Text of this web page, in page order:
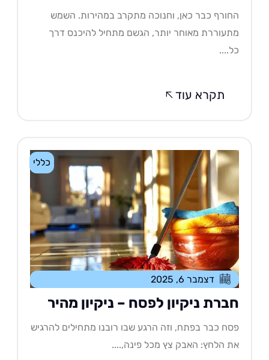
כבר כאן, וחנוכה מתקרב במהירות. השמש
מאוחר יותר, הגשם מתחיל להיכנס דרך
תקרא עוד
כללי
דצמבר 6, 2025
ניקיון לפסח – ניקיון מהיר
כבר בפתח, וזה הרגע שבו רובנו מתחילים להרגיש
הלחץ: האבק צץ מכל פינה,....